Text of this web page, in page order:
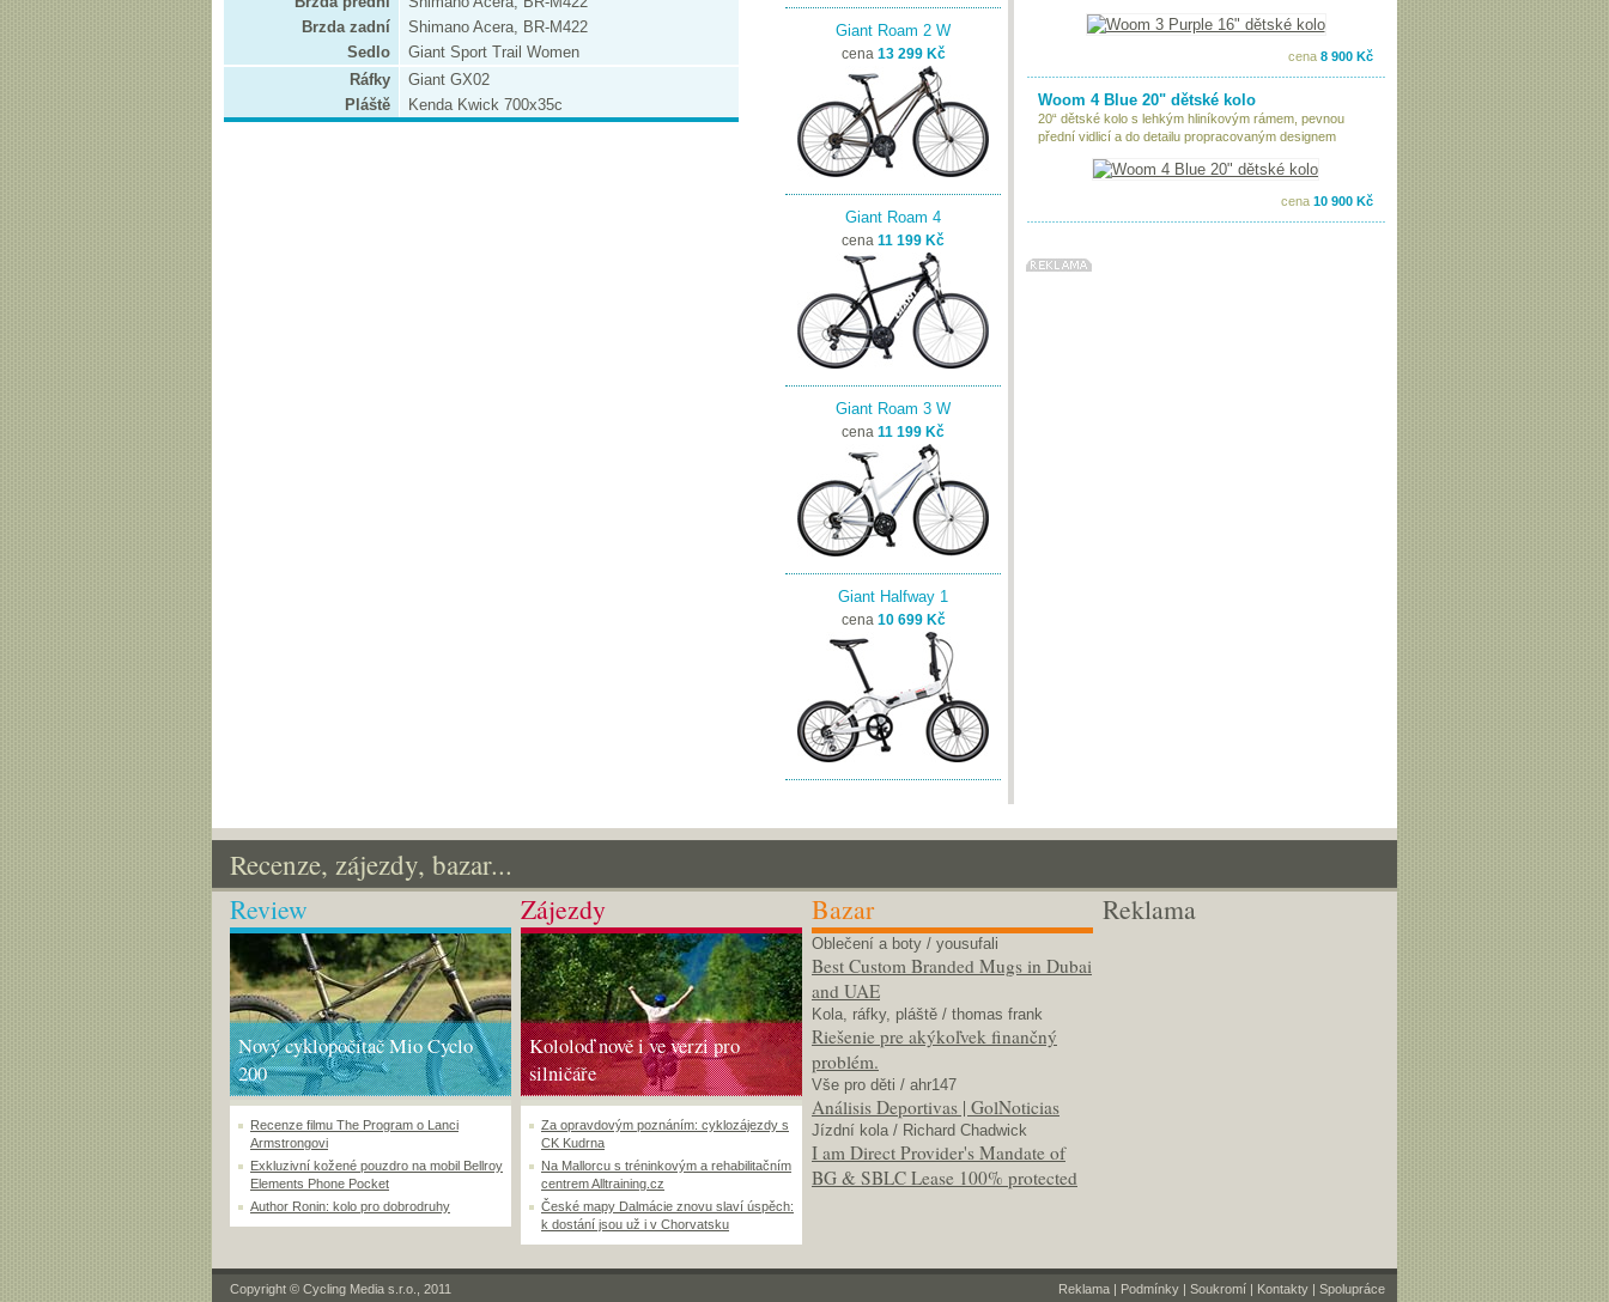
Brzda zadní
Shimano Acera, BR-M422
Sedlo
Giant Sport Trail Women
Ráfky
Giant GX02
Pláště
Kenda Kwick 700x35c
Giant Roam 2 W
cena 13 299 Kč
Giant Roam 4
cena 11 199 Kč
Giant Roam 3 W
cena 11 199 Kč
Giant Halfway 1
cena 10 699 Kč
cena 8 900 Kč
Woom 4 Blue 20" dětské kolo
20“ dětské kolo s lehkým hliníkovým rámem, pevnou
přední vidlicí a do detailu propracovaným designem
cena 10 900 Kč
Recenze, zájezdy, bazar...
Review
Nový cyklopočítač Mio Cyclo
200
Recenze filmu The Program o Lanci
Armstrongovi
Exkluzivní kožené pouzdro na mobil Bellroy
Elements Phone Pocket
Author Ronin: kolo pro dobrodruhy
Zájezdy
Kololoď nově i ve verzi pro
silničáře
Za opravdovým poznáním: cyklozájezdy s
CK Kudrna
Na Mallorcu s tréninkovým a rehabilitačním
centrem Alltraining.cz
České mapy Dalmácie znovu slaví úspěch:
k dostání jsou už i v Chorvatsku
Bazar
Oblečení a boty / yousufali
Best Custom Branded Mugs in Dubai
and UAE
Kola, ráfky, pláště / thomas frank
Riešenie pre akýkoľvek finančný
problém.
Vše pro děti / ahr147
Análisis Deportivas | GolNoticias
Jízdní kola / Richard Chadwick
I am Direct Provider's Mandate of
BG & SBLC Lease 100% protected
Reklama
Copyright © Cycling Media s.r.o., 2011
Reklama | Podmínky | Soukromí | Kontakty | Spolupráce